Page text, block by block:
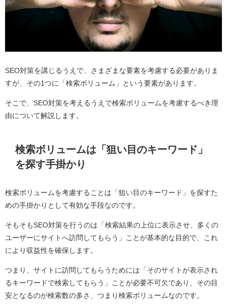
SEO対策を講じるうえで、さまざまな要素を考慮する必要がありま
すが、その1つに「検索ボリューム」という要素があります。
そこで、SEO対策を考えるうえで検索ボリュームを考慮するべき理
由について解説します。
検索ボリュームは「狙い目のキーワード」
を探す手掛かり
検索ボリュームを考慮することは「狙い目のキーワード」を探すた
めの手掛かりとして有効な手段なのです。
そもそもSEO対策を行うのは「検索結果の上位に表示させ、多くの
ユーザーにサイトへ訪問してもらう」ことが基本的な目的で、これ
により収益性を確保します。
つまり、サイトに訪問してもらうためには「そのサイトが表示され
るキーワードで検索してもらう」ことが必要不可欠であり、その目
安となるのが検索数の多さ、つまり検索ボリュームなのです。